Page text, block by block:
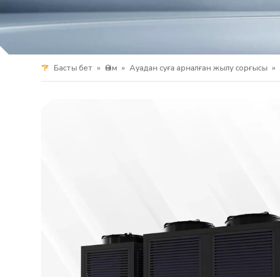
Басты бет » Өнім » Ауадан суға арналған жылу сорғысы »